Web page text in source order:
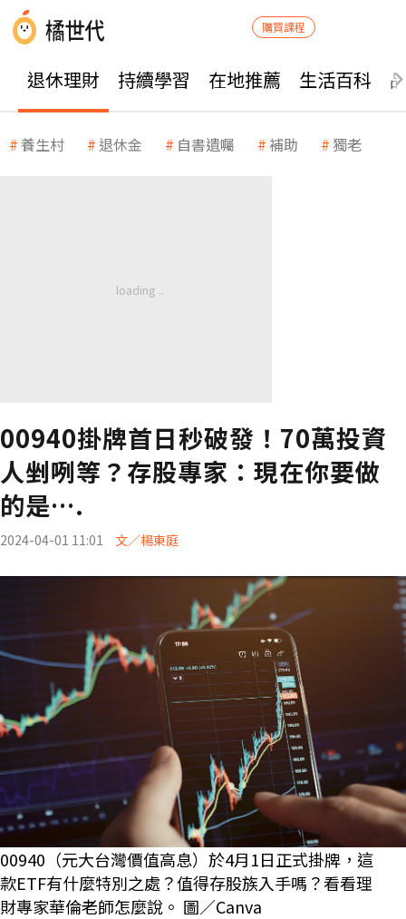
購買課程
退休理財 持續學習 在地推薦 生活百科
養生村 退休金 自書遺囑 補助 獨老
00940掛牌首日秒破發！70萬投資
人剉咧等？存股專家：現在你要做
的是….
2024-04-01 11:01 文／楊東庭
00940（元大台灣價值高息）於4月1日正式掛牌，這
款ETF有什麼特別之處？值得存股族入手嗎？看看理
財專家華倫老師怎麼說。 圖／Canva